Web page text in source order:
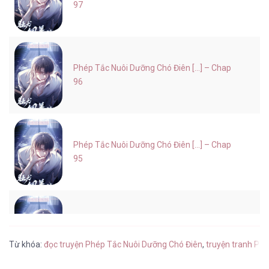
97
Phép Tắc Nuôi Dưỡng Chó Điên [...] – Chap
96
Phép Tắc Nuôi Dưỡng Chó Điên [...] – Chap
95
Từ khóa: đọc truyện Phép Tắc Nuôi Dưỡng Chó Điên, truyện tranh